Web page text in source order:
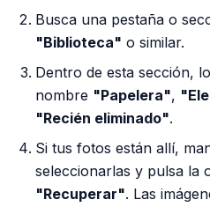
Busca una pestaña o
"Biblioteca" o similar.
Dentro de esta sección,
nombre "Papelera",
"Recién eliminado".
Si tus fotos están allí,
seleccionarlas y pulsa la
"Recuperar". Las